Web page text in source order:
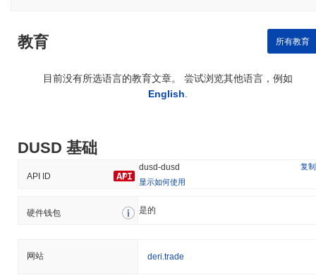
教育 所有教育
目前没有所选语言的教育文章。 尝试浏览其他语言，例如
English.
DUSD 基础
API ID
dusd-dusd
复制
显示如何使用
硬件钱包 是的
网站 deri.trade